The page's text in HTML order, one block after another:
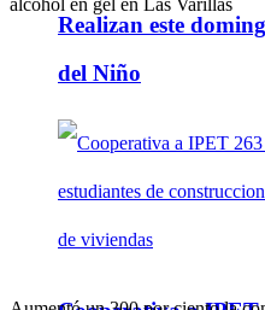
Realizan este
del Niño